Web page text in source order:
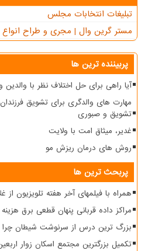
تبلیغات انتخابات مجلس
مستر گرین وال | مجری و طراح انواع
پربیننده ترین ها
آیا راهی برای حل اختلاف نظر با والدین
مهارت های والدگری برای تشویق
تشویق و صبوری
غدیر، میثاق امت با ولایت
روش های درمان ریزش مو
پربحث ترین ها
همراه با فیلمهای آخر هفته تلویزیون
مراکز داده قربانی پنهان قطعی برق
بزرگ ترین درس از سرنوشت شیطان چرا
تکمیل بزرگترین مجتمع اسکان زوار